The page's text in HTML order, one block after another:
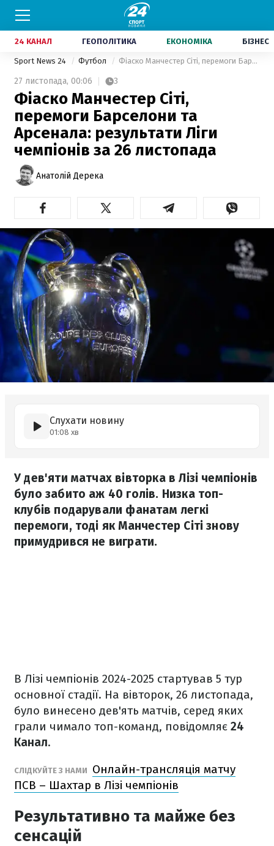
24 КАНАЛ ГЕОПОЛІТИКА ЕКОНОМІКА БІЗНЕС
Sport News 24 Футбол Фіаско Манчестер Сіті, перемоги Барселони та Арсенала: результати Ліги чемпіонів за 26 листопада
27 листопада, 00:06 3
Фіаско Манчестер Сіті,
перемоги Барселони та
Арсенала: результати Ліги
чемпіонів за 26 листопада
Анатолій Дерека
Слухати новину
01:08 хв
У дев'яти матчах вівторка в Лізі чемпіонів
було забито аж 40 голів. Низка топ-
клубів подарували фанатам легкі
перемоги, тоді як Манчестер Сіті знову
примудрився не виграти.
В Лізі чемпіонів 2024-2025 стартував 5 тур
основної стадії. На вівторок, 26 листопада,
було винесено дев'ять матчів, серед яких
грали чимало топ-команд, повідомляє 24
Канал.
СЛІДКУЙТЕ З НАМИ
Онлайн-трансляція матчу
ПСВ – Шахтар в Лізі чемпіонів
Результативно та майже без
сенсацій